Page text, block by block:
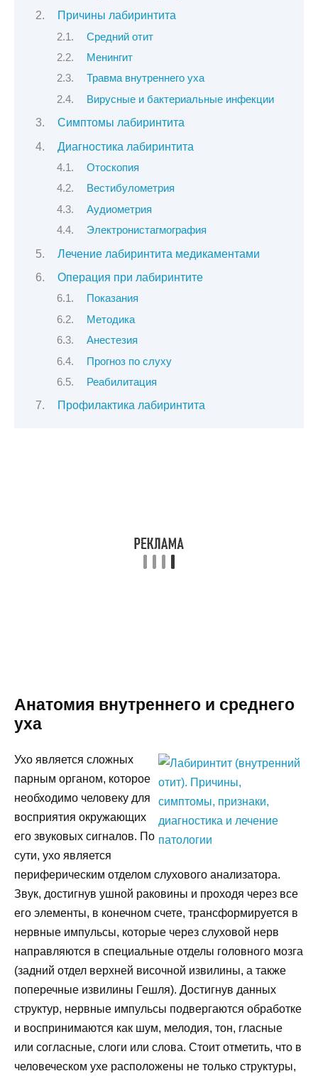
Причины лабиринтита
Средний отит
Менингит
Травма внутреннего уха
Вирусные и бактериальные инфекции
Симптомы лабиринтита
Диагностика лабиринтита
Отоскопия
Вестибулометрия
Аудиометрия
Электронистагмография
Лечение лабиринтита медикаментами
Операция при лабиринтите
Показания
Методика
Анестезия
Прогноз по слуху
Реабилитация
Профилактика лабиринтита
Анатомия внутреннего и среднего
уха
Ухо является сложных
парным органом, которое
необходимо человеку для
восприятия окружающих
его звуковых сигналов. По
сути, ухо является
периферическим отделом слухового анализатора.
Звук, достигнув ушной раковины и проходя через все
его элементы, в конечном счете, трансформируется в
нервные импульсы, которые через слуховой нерв
направляются в специальные отделы головного мозга
(задний отдел верхней височной извилины, а также
поперечные извилины Гешля). Достигнув данных
структур, нервные импульсы подвергаются обработке
и воспринимаются как шум, мелодия, тон, гласные
или согласные, слоги или слова. Стоит отметить, что в
человеческом ухе расположены не только структуры,